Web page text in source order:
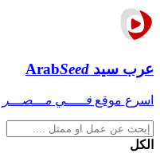
عرب سيد ArabSeed
اسرع موقع فـــــي مـــصـــر
الكل